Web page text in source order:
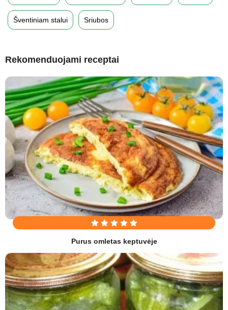
Šventiniam stalui Sriubos
Rekomenduojami receptai
Purus omletas keptuvėje